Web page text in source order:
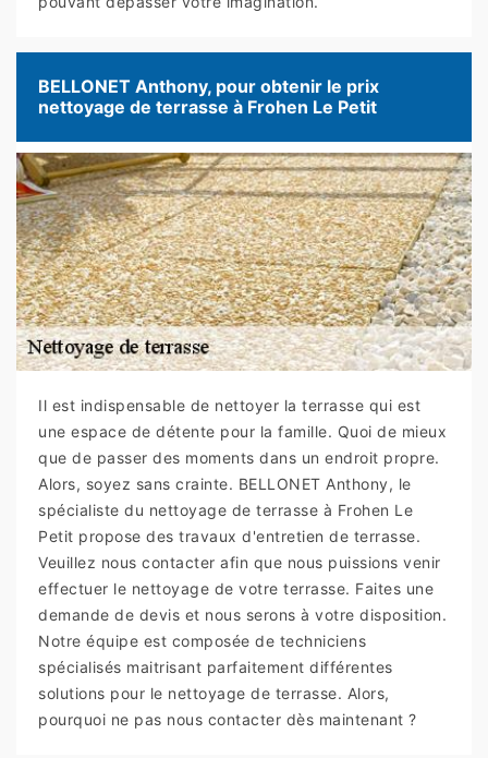
BELLONET Anthony, pour obtenir le prix
nettoyage de terrasse à Frohen Le Petit
Il est indispensable de nettoyer la terrasse qui est
une espace de détente pour la famille. Quoi de mieux
que de passer des moments dans un endroit propre.
Alors, soyez sans crainte. BELLONET Anthony, le
spécialiste du nettoyage de terrasse à Frohen Le
Petit propose des travaux d'entretien de terrasse.
Veuillez nous contacter afin que nous puissions venir
effectuer le nettoyage de votre terrasse. Faites une
demande de devis et nous serons à votre disposition.
Notre équipe est composée de techniciens
spécialisés maitrisant parfaitement différentes
solutions pour le nettoyage de terrasse. Alors,
pourquoi ne pas nous contacter dès maintenant ?